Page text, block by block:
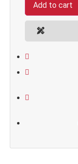
Add to cart